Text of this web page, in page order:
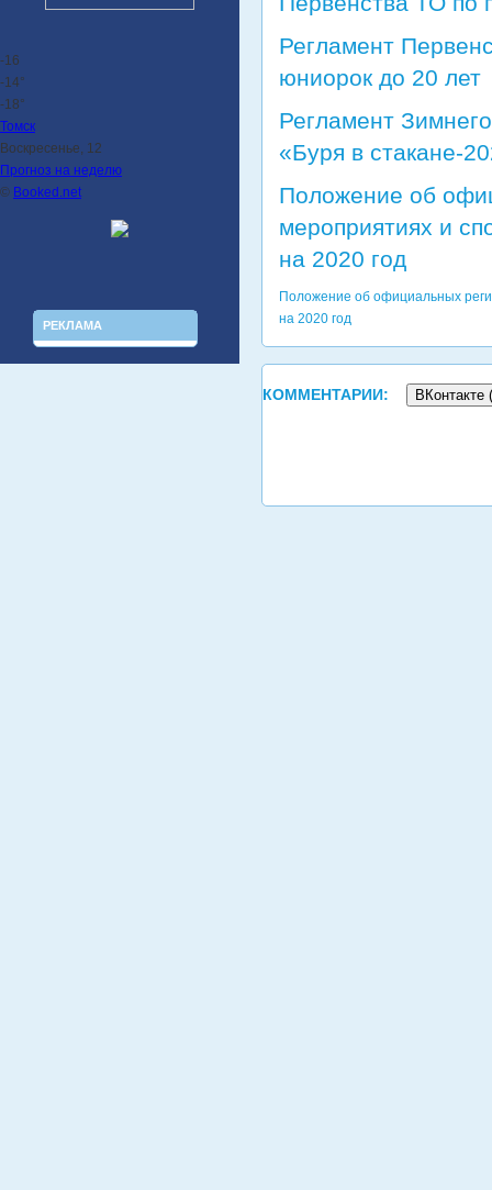
-16
-14°
-18°
Томск
Воскресенье, 12
Прогноз на неделю
© Booked.net
РЕКЛАМА
Регламент
юниорок до 20 лет
Регламент
«Буря в стакане-
Положение об
мероприятиях и
на 2020 год
Положение об официальных
на 2020 год
КОММЕНТАРИИ: ВКонтакте (